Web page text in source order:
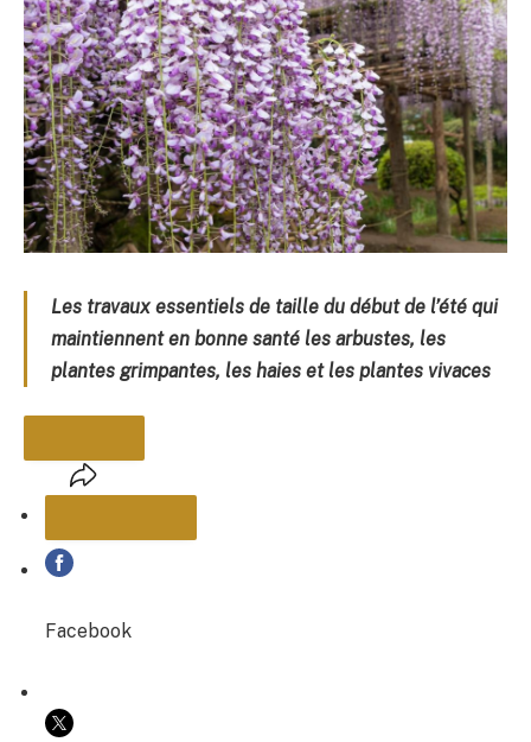
Les travaux essentiels de taille du début de l’été qui
maintiennent en bonne santé les arbustes, les
plantes grimpantes, les haies et les plantes vivaces
PARTAGER
COPIER LE LIEN
Facebook